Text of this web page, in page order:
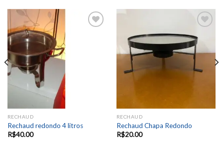
RECHAUD
Rechaud redondo 4 litros
R$40.00
Add to
wishlist
RECHAUD
Rechaud Chapa Redondo
R$20.00